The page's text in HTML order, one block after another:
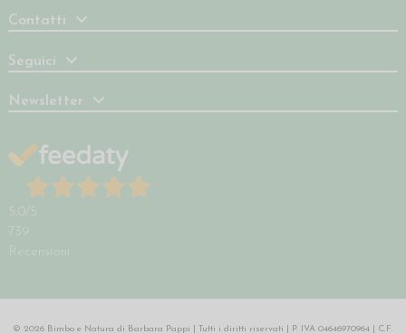
Contatti
Seguici
Newsletter
5,0 /5
739
Recensioni
© 2026 Bimbo e Natura di Barbara Pappi | Tutti i diritti riservati | P. IVA 04646970964 | C.F.